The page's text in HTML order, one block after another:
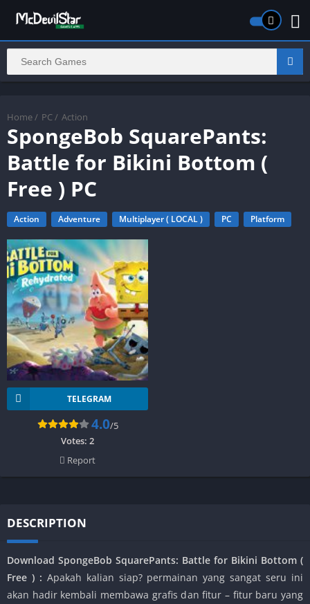
Home / PC / Action
SpongeBob SquarePants:
Battle for Bikini Bottom (
Free ) PC
Action Adventure Multiplayer ( LOCAL ) PC Platform
TELEGRAM
4.0/5
Votes: 2
Report
DESCRIPTION
Download SpongeBob SquarePants: Battle for Bikini Bottom (
Free ) : Apakah kalian siap? permainan yang sangat seru ini
akan hadir kembali membawa grafis dan fitur – fitur baru yang